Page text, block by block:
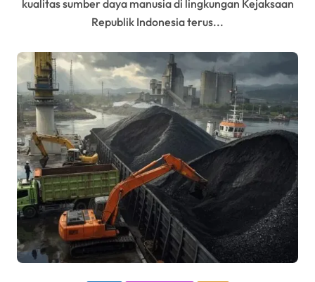
kualitas sumber daya manusia di lingkungan Kejaksaan
Republik Indonesia terus...